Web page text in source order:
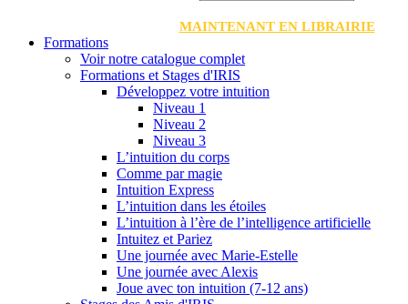
MAINTENANT EN LIBRAIRIE
Formations
Voir notre catalogue complet
Formations et Stages d'IRIS
Développez votre intuition
Niveau 1
Niveau 2
Niveau 3
L’intuition du corps
Comme par magie
Intuition Express
L’intuition dans les étoiles
L’intuition à l’ère de l’intelligence artificielle
Intuitez et Pariez
Une journée avec Marie-Estelle
Une journée avec Alexis
Joue avec ton intuition (7-12 ans)